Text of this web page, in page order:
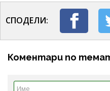
СПОДЕЛИ:
Коментари по